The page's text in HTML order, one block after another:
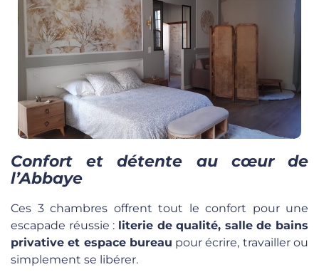
Confort et détente au cœur de
l’Abbaye
Ces 3 chambres offrent tout le confort pour une
escapade réussie : literie de qualité, salle de bains
privative et espace bureau pour écrire, travailler ou
simplement se libérer.